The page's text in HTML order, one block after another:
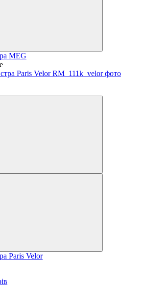
MEG
Paris Velor